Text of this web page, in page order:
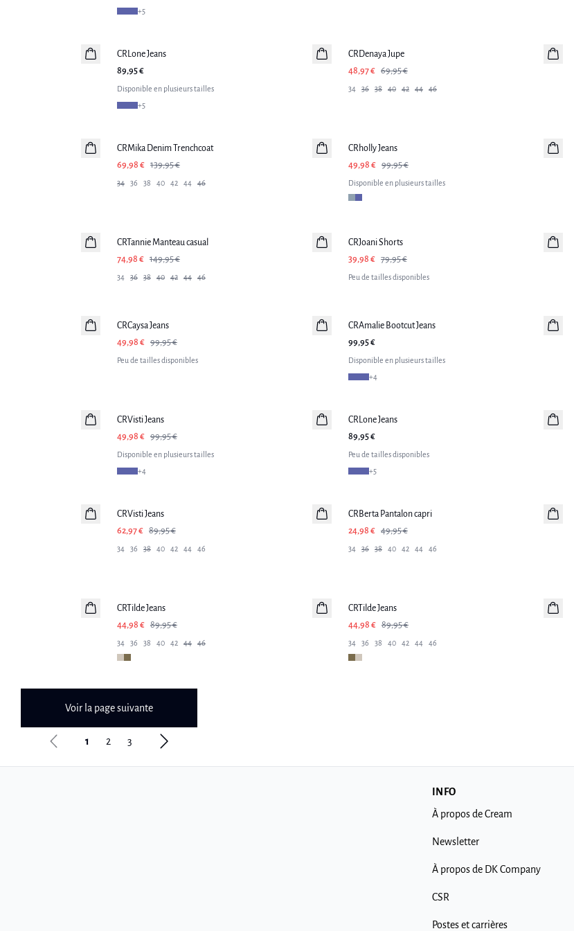
+5
CRLone Jeans
89,95 €
Disponible en plusieurs tailles
+5
CRDenaya Jupe
48,97 € 69,95 €
34 36 38 40 42 44 46
CRMika Denim Trenchcoat
69,98 € 139,95 €
34 36 38 40 42 44 46
CRholly Jeans
49,98 € 99,95 €
Disponible en plusieurs tailles
CRTannie Manteau casual
74,98 € 149,95 €
34 36 38 40 42 44 46
CRJoani Shorts
39,98 € 79,95 €
Peu de tailles disponibles
CRCaysa Jeans
49,98 € 99,95 €
Peu de tailles disponibles
Nouveautés
CRAmalie Bootcut Jeans
99,95 €
Disponible en plusieurs tailles
+4
CRVisti Jeans
49,98 € 99,95 €
Disponible en plusieurs tailles
+4
Nouveautés
CRLone Jeans
89,95 €
Peu de tailles disponibles
+5
CRVisti Jeans
62,97 € 89,95 €
34 36 38 40 42 44 46
CRBerta Pantalon capri
24,98 € 49,95 €
34 36 38 40 42 44 46
CRTilde Jeans
44,98 € 89,95 €
34 36 38 40 42 44 46
CRTilde Jeans
44,98 € 89,95 €
34 36 38 40 42 44 46
Voir la page suivante
1 2 3
INFO
À propos de Cream
Newsletter
À propos de DK Company
CSR
Postes et carrières